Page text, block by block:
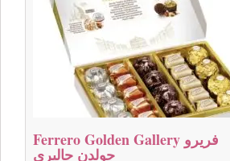
Ferrero Golden Gallery فريرو
جولدن جاليري